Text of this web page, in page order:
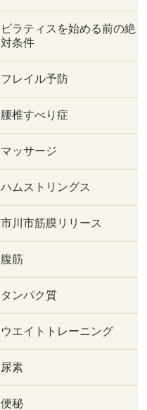
ピラティスを始める前の絶
対条件
フレイル予防
腰椎すべり症
マッサージ
ハムストリングス
市川市筋膜リリース
腹筋
タンパク質
ウエイトトレーニング
尿素
便秘